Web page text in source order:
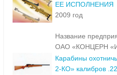
ЕЕ ИСПОЛНЕНИЯ
2009 год
Название
ОАО «КОНЦЕРН
Карабины
2-КО» калибров